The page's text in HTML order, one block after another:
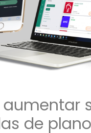
aumentar
de